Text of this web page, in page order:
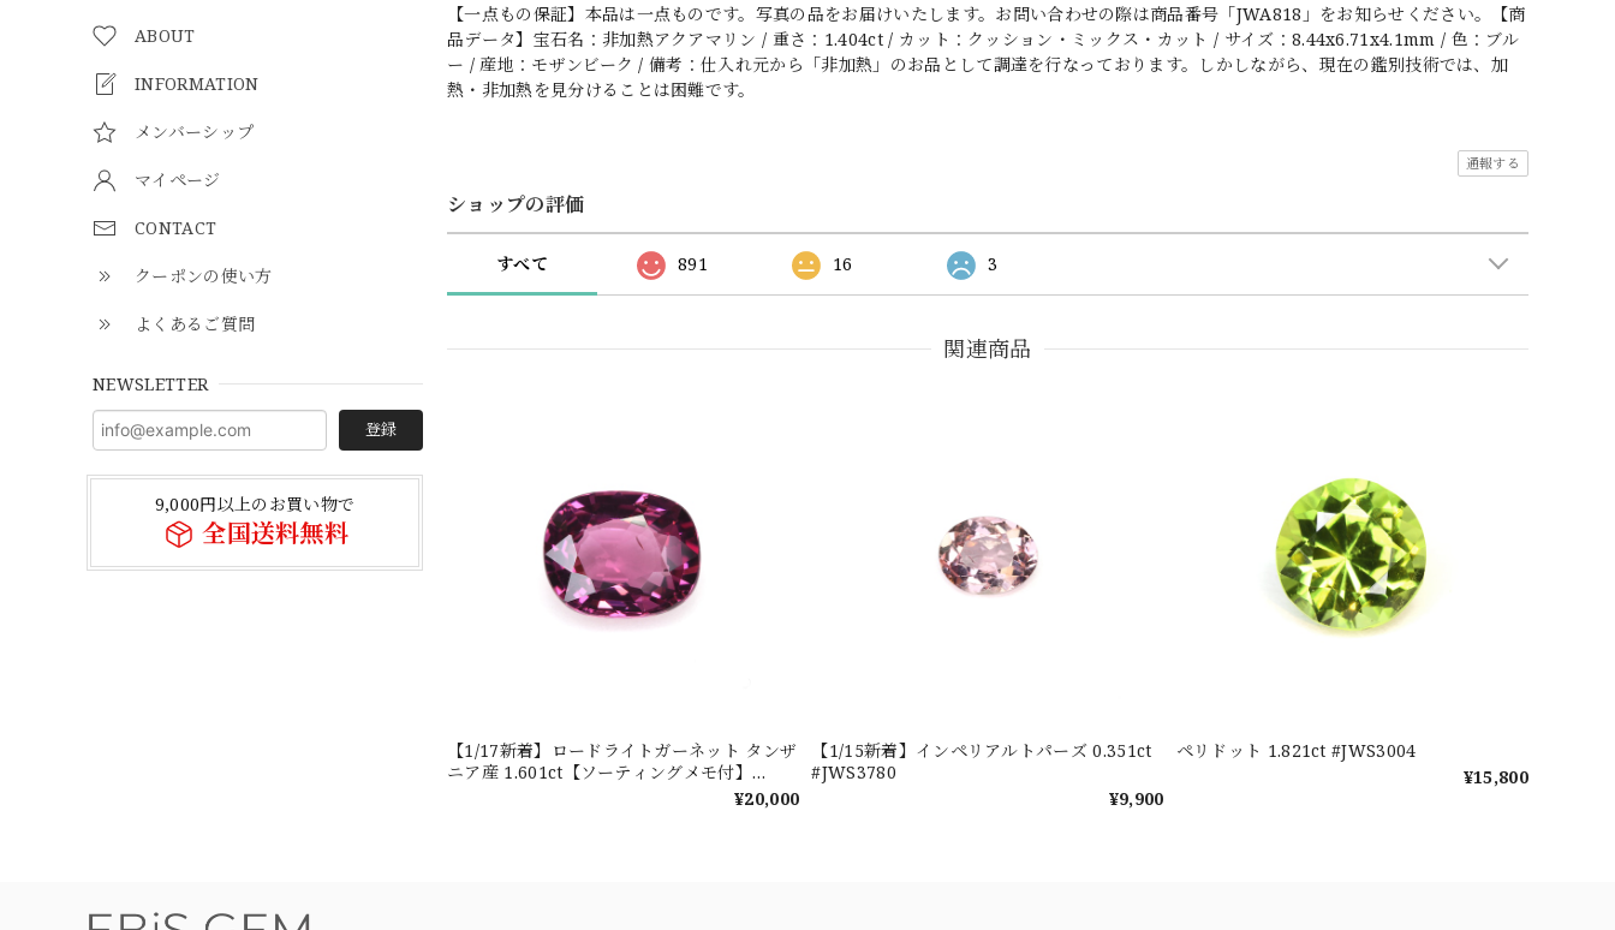
ABOUT
INFORMATION
メンバーシップ
マイページ
CONTACT
クーポンの使い方
よくあるご質問
NEWSLETTER
登録
9,000円以上のお買い物で
全国送料無料
【一点もの保証】本品は一点ものです。写真の品をお届けいたします。お問い合わせの際は商品番号「JWA818」をお知らせください。【商
品データ】宝石名：非加熱アクアマリン / 重さ：1.404ct / カット：クッション・ミックス・カット / サイズ：8.44x6.71x4.1mm / 色：ブル
ー / 産地：モザンビーク / 備考：仕入れ元から「非加熱」のお品として調達を行なっております。しかしながら、現在の鑑別技術では、加
熱・非加熱を見分けることは困難です。
通報する
ショップの評価
すべて 891 16 3
関連商品
【1/17新着】ロードライトガーネット タンザ
ニア産 1.601ct【ソーティングメモ付】
¥20,000
【1/15新着】インペリアルトパーズ 0.351ct
#JWS3780
¥9,900
ペリドット 1.821ct #JWS3004
¥15,800